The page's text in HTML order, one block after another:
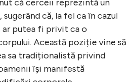
că cerceii reprezintă un
sugerând că, la fel ca în cazul
ar putea fi privit ca o
Această poziție vine să
sa tradiționalistă privind
își manifestă